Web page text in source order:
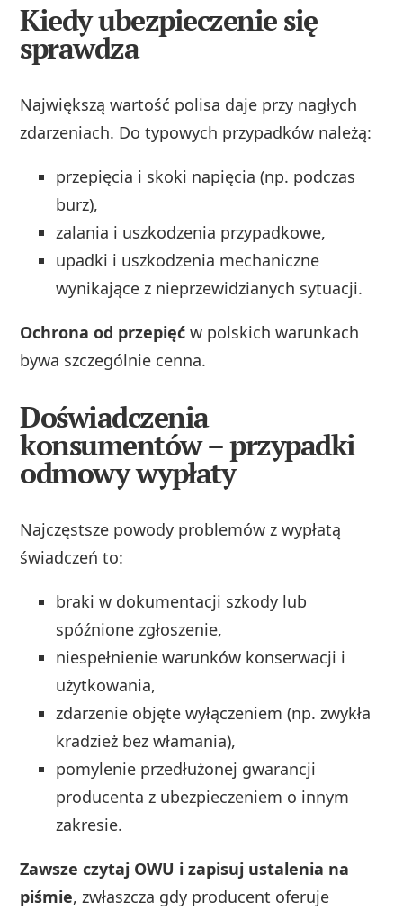
Kiedy ubezpieczenie się
sprawdza
Największą wartość polisa daje przy nagłych
zdarzeniach. Do typowych przypadków należą:
przepięcia i skoki napięcia (np. podczas
burz),
zalania i uszkodzenia przypadkowe,
upadki i uszkodzenia mechaniczne
wynikające z nieprzewidzianych sytuacji.
Ochrona od przepięć w polskich warunkach
bywa szczególnie cenna.
Doświadczenia
konsumentów – przypadki
odmowy wypłaty
Najczęstsze powody problemów z wypłatą
świadczeń to:
braki w dokumentacji szkody lub
spóźnione zgłoszenie,
niespełnienie warunków konserwacji i
użytkowania,
zdarzenie objęte wyłączeniem (np. zwykła
kradzież bez włamania),
pomylenie przedłużonej gwarancji
producenta z ubezpieczeniem o innym
zakresie.
Zawsze czytaj OWU i zapisuj ustalenia na
piśmie, zwłaszcza gdy producent oferuje